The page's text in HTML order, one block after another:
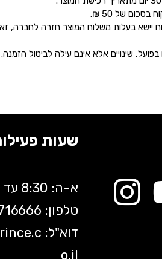
של 50 ₪.
יישא בעלות משלוח המוצר חזרה לחברה,
שינויים אלא אינם עילה לביטול הזמנה.
שעות
א-ה: 8:30 עד 16:30
טלפון: 050-5
דוא"ל:
o.il